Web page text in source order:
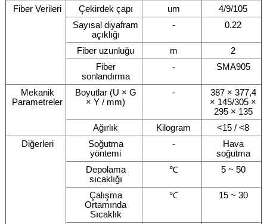
Fiber Verileri
Çekirdek çapı um
4/9/105
Sayısal diyafram
açıklığı
- 0.22
Fiber uzunluğu m
2
Fiber
sonlandırma
- SMA905
Mekanik
Parametreler
Boyutlar (U × G
× Y / mm)
-
387 × 377,4
× 145/305 ×
295 × 135
Ağırlık
Kilogram
<15 / <8
Diğerleri
Soğutma
yöntemi
-
Hava
soğutma
Depolama
sıcaklığı
℃ 5 ~ 50
Çalışma
Ortamında
Sıcaklık
℃ 15 ~ 30